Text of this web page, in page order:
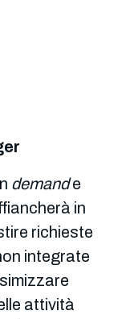
demande
in
richieste
integrate
attività